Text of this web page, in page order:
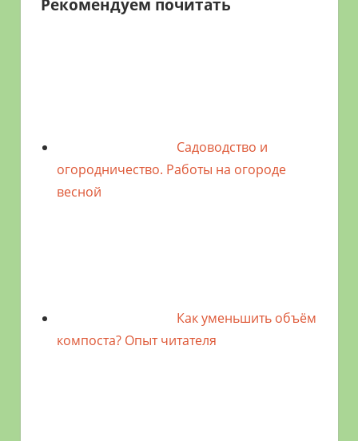
Рекомендуем почитать
Садоводство и
огородничество. Работы на огороде
весной
Как уменьшить объём
компоста? Опыт читателя